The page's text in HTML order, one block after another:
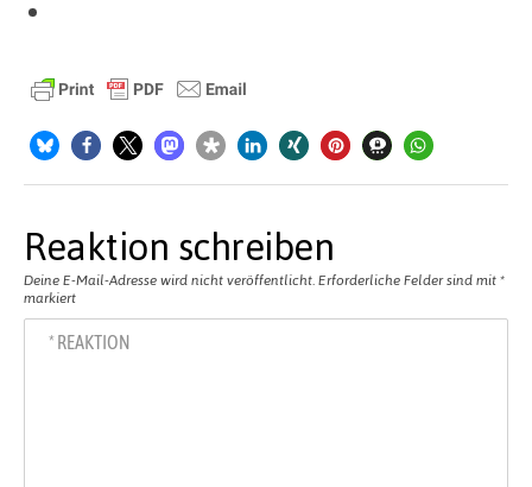
Reaktion schreiben
Deine E-Mail-Adresse wird nicht veröffentlicht. Erforderliche Felder sind mit *
markiert